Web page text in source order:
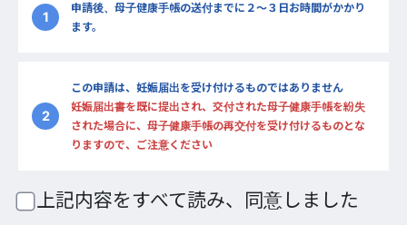
1
申請後、母子健康手帳の送付までに２〜３日お時間がかかり
ます。
2
この申請は、妊娠届出を受け付けるものではありません
妊娠届出書を既に提出され、交付された母子健康手帳を紛失
された場合に、母子健康手帳の再交付を受け付けるものとな
りますので、ご注意ください
上記内容をすべて読み、同意しました